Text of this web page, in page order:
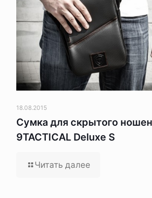
18.08.2015
Сумка для скрытого
9TACTICAL Deluxe S
Читать далее